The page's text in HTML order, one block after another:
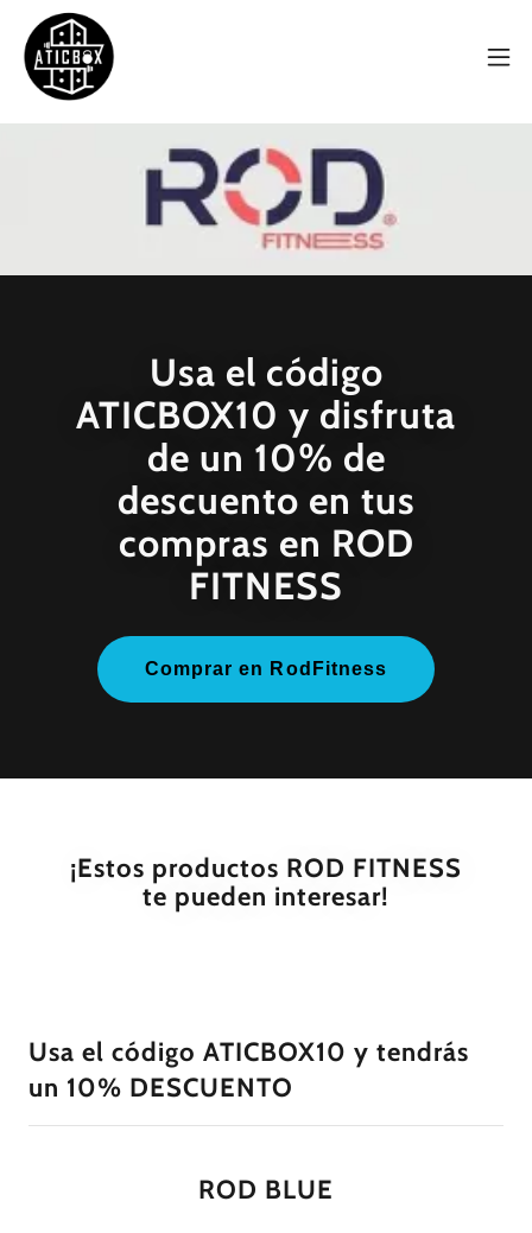
Usa el código
ATICBOX10 y disfruta
de un 10% de
descuento en tus
compras en ROD
FITNESS
Comprar en RodFitness
¡Estos productos ROD FITNESS
te pueden interesar!
Usa el código ATICBOX10 y tendrás
un 10% DESCUENTO
ROD BLUE